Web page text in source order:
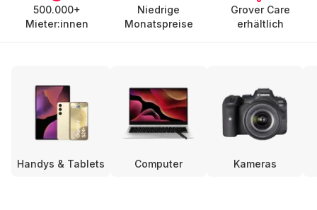
500.000+
Mieter:innen
Niedrige
Monatspreise
Grover Care
erhältlich
Handys & Tablets Computer Kameras